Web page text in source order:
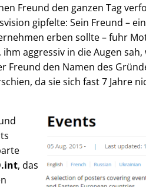
Freund den ganzen Tag
gipfelte: Sein Freund –
erben sollte – fuhr
aggressiv in die Augen
Freund den Namen des
da sie sich fast 7 Jahre
, das